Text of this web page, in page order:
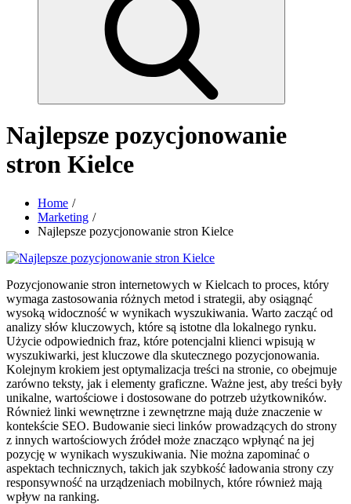
Najlepsze pozycjonowanie
stron Kielce
Home
Marketing
Najlepsze pozycjonowanie stron Kielce
Pozycjonowanie stron internetowych w Kielcach to proces, który
wymaga zastosowania różnych metod i strategii, aby osiągnąć
wysoką widoczność w wynikach wyszukiwania. Warto zacząć od
analizy słów kluczowych, które są istotne dla lokalnego rynku.
Użycie odpowiednich fraz, które potencjalni klienci wpisują w
wyszukiwarki, jest kluczowe dla skutecznego pozycjonowania.
Kolejnym krokiem jest optymalizacja treści na stronie, co obejmuje
zarówno teksty, jak i elementy graficzne. Ważne jest, aby treści były
unikalne, wartościowe i dostosowane do potrzeb użytkowników.
Również linki wewnętrzne i zewnętrzne mają duże znaczenie w
kontekście SEO. Budowanie sieci linków prowadzących do strony
z innych wartościowych źródeł może znacząco wpłynąć na jej
pozycję w wynikach wyszukiwania. Nie można zapominać o
aspektach technicznych, takich jak szybkość ładowania strony czy
responsywność na urządzeniach mobilnych, które również mają
wpływ na ranking.